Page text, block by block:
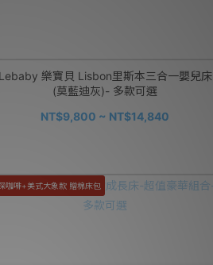
Lebaby 樂寶貝 Lisbon里斯本三合一嬰兒床
(莫藍迪灰)- 多款可選
NT$9,800 ~ NT$14,840
咖啡+美式大象款 贈棉床包